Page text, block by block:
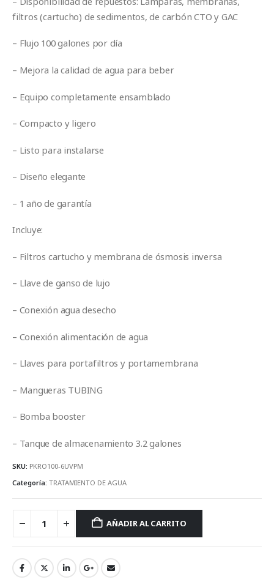
filtros (cartucho) de sedimentos, de carbón CTO y GAC
– Flujo 100 galones por día
– Mejora la calidad de agua para beber
– Equipo completamente ensamblado
– Compacto y ligero
– Listo para instalarse
– Diseño elegante
– 1 año de garantía
Incluye:
– Filtros cartucho y membrana de ósmosis inversa
– Llave de ganso de lujo
– Conexión agua desecho
– Conexión alimentación de agua
– Llaves para portafiltros y portamembrana
– Mangueras TUBING
– Bomba booster
– Tanque de almacenamiento 3.2 galones
SKU: PKRO100-6UVPM
Categoría: TRATAMIENTO DE AGUA
AÑADIR AL CARRITO